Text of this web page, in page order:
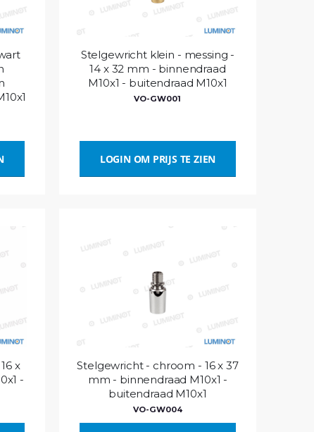
Stelgewricht klein - messing -
14 x 32 mm - binnendraad
M10x1 - buitendraad M10x1
VO-GW001
LOGIN OM PRIJS TE ZIEN
x
-
Stelgewricht - chroom - 16 x 37
mm - binnendraad M10x1 -
buitendraad M10x1
VO-GW004